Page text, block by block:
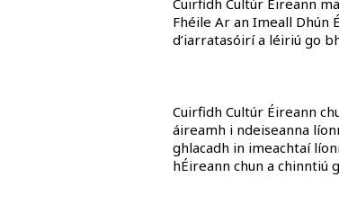
Cuirfidh Cultúr Éireann
Fhéile Ar an Imeall Dhún
d’iarratasóirí a léiriú go
Cuirfidh Cultúr Éireann
áireamh i ndeiseanna
ghlacadh in imeachtaí
hÉireann chun a chinntiú